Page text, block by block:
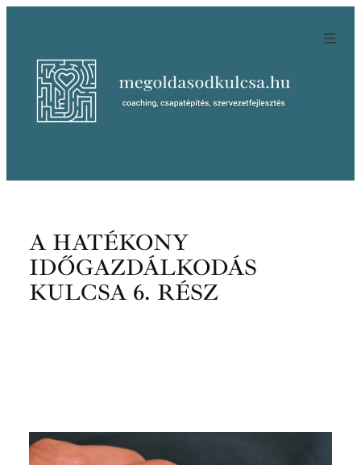
tartalomhoz
A HATÉKONY
IDŐGAZDÁLKODÁS
KULCSA 6. RÉSZ